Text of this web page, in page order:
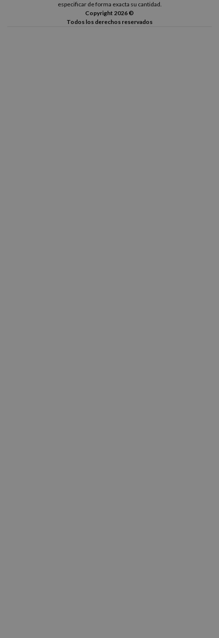
especificar de forma exacta su cantidad.
Copyright 2026 ©
Todos los derechos reservados